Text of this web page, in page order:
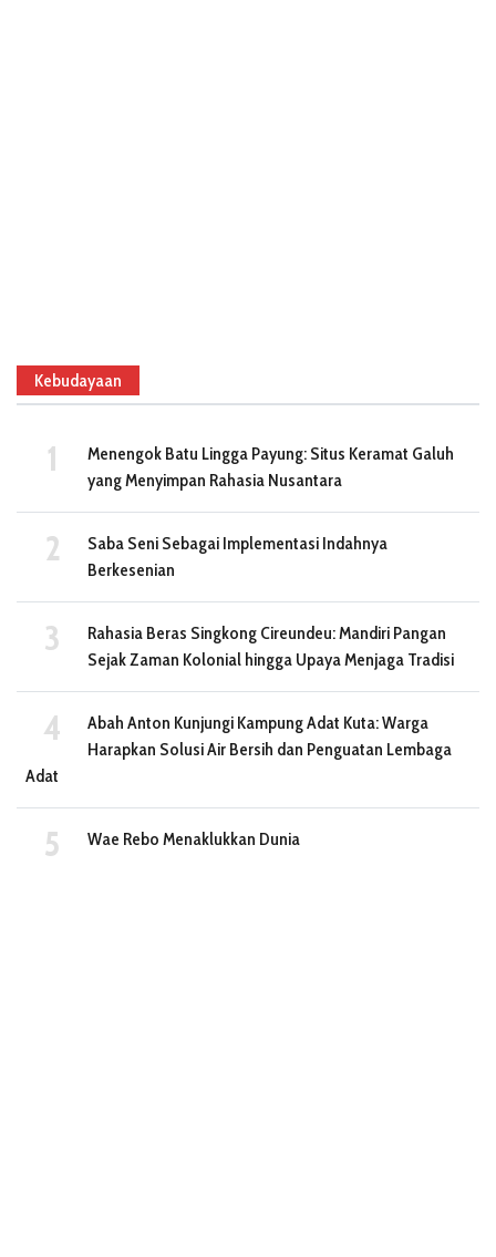
Kebudayaan
Menengok Batu Lingga Payung: Situs Keramat Galuh
yang Menyimpan Rahasia Nusantara
Saba Seni Sebagai Implementasi Indahnya
Berkesenian
Rahasia Beras Singkong Cireundeu: Mandiri Pangan
Sejak Zaman Kolonial hingga Upaya Menjaga Tradisi
Abah Anton Kunjungi Kampung Adat Kuta: Warga
Harapkan Solusi Air Bersih dan Penguatan Lembaga
Adat
Wae Rebo Menaklukkan Dunia